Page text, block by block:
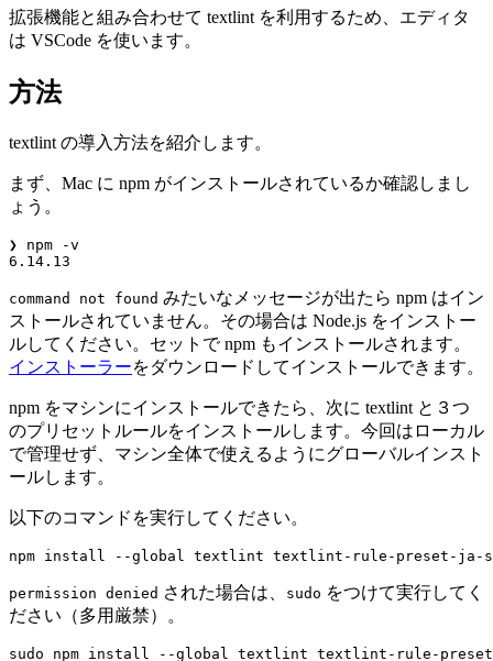
拡張機能と組み合わせて textlint を利用するため、エディタ
は VSCode を使います。
方法
textlint の導入方法を紹介します。
まず、Mac に npm がインストールされているか確認しまし
ょう。
❯ npm -v
6.14.13
command not found みたいなメッセージが出たら npm はイン
ストールされていません。その場合は Node.js をインストー
ルしてください。セットで npm もインストールされます。
インストーラーをダウンロードしてインストールできます。
npm をマシンにインストールできたら、次に textlint と３つ
のプリセットルールをインストールします。今回はローカル
で管理せず、マシン全体で使えるようにグローバルインスト
ールします。
以下のコマンドを実行してください。
npm install --global textlint textlint-rule-preset-ja-
permission denied された場合は、 sudo をつけて実行してく
ださい（多用厳禁）。
sudo npm install --global textlint textlint-rule-